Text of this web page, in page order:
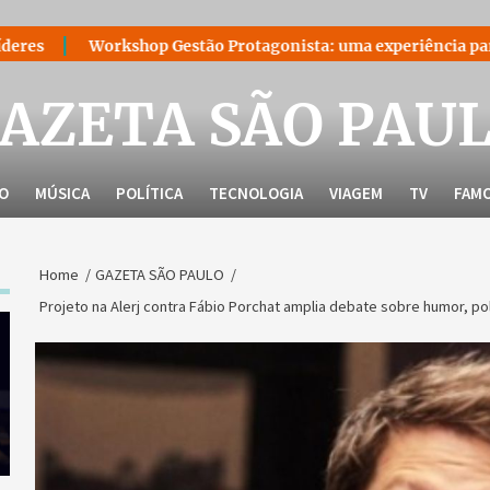
Gestão Protagonista: uma experiência para quem
SÃO
MÚSICA POLÍTICA TECNOLOGIA VIAGEM TV
Home
GAZETA SÃO PAULO
Projeto na Alerj contra Fábio Porchat amplia debate sobre humor,